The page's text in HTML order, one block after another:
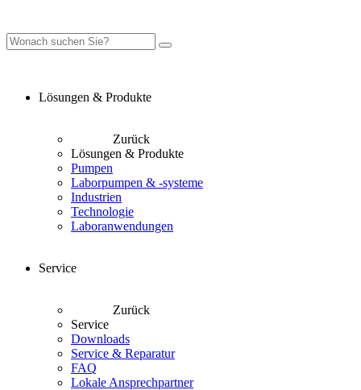
Lösungen & Produkte
Zurück
Lösungen & Produkte
Pumpen
Laborpumpen & -systeme
Industrien
Technologie
Laboranwendungen
Service
Zurück
Service
Downloads
Service & Reparatur
FAQ
Lokale Ansprechpartner